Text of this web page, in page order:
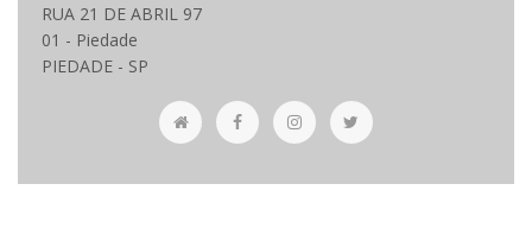
RUA 21 DE ABRIL 97
01 - Piedade
PIEDADE - SP